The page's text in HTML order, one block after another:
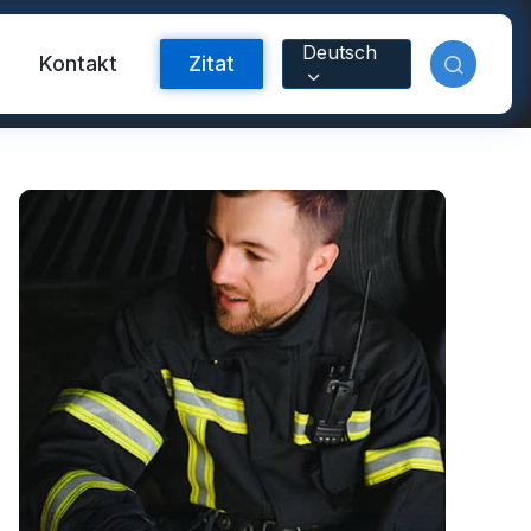
Kontakt Zitat Deutsch